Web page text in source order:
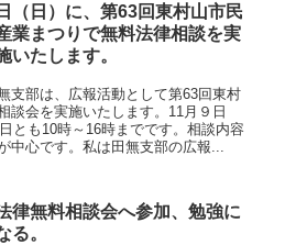
日（日）に、第63回東村山市民
業まつりで無料法律相談を実
いたします。
支部は、広報活動として第63回東村
談会を実施いたします。11月９日
とも10時～16時までです。相談内容
中心です。私は田無支部の広報...
律無料相談会へ参加、勉強に
る。